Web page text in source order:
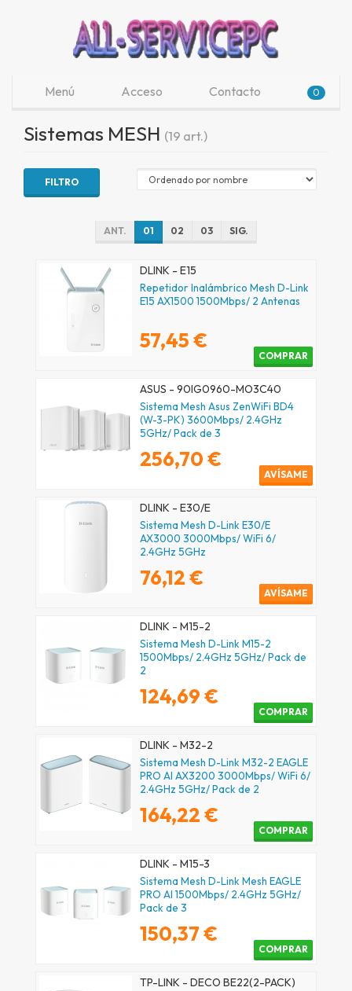
Menú Acceso Contacto 0
Sistemas MESH (19 art.)
FILTRO
ANT. 01 02 03 SIG.
DLINK - E15
Repetidor Inalámbrico Mesh D-Link
E15 AX1500 1500Mbps/ 2 Antenas
57,45 €
COMPRAR
ASUS - 90IG0960-MO3C40
Sistema Mesh Asus ZenWiFi BD4
(W-3-PK) 3600Mbps/ 2.4GHz
5GHz/ Pack de 3
256,70 €
AVÍSAME
DLINK - E30/E
Sistema Mesh D-Link E30/E
AX3000 3000Mbps/ WiFi 6/
2.4GHz 5GHz
76,12 €
AVÍSAME
DLINK - M15-2
Sistema Mesh D-Link M15-2
1500Mbps/ 2.4GHz 5GHz/ Pack de
2
124,69 €
COMPRAR
DLINK - M32-2
Sistema Mesh D-Link M32-2 EAGLE
PRO AI AX3200 3000Mbps/ WiFi 6/
2.4GHz 5GHz/ Pack de 2
164,22 €
COMPRAR
DLINK - M15-3
Sistema Mesh D-Link Mesh EAGLE
PRO AI 1500Mbps/ 2.4GHz 5GHz/
Pack de 3
150,37 €
COMPRAR
TP-LINK - DECO BE22(2-PACK)